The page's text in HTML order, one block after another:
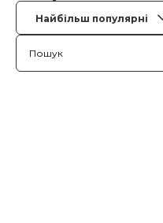
Найбільш популярні